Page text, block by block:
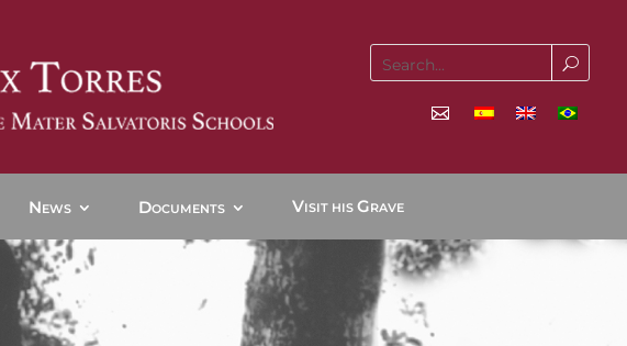
NEWS DOCUMENTS VISIT HIS GRAVE